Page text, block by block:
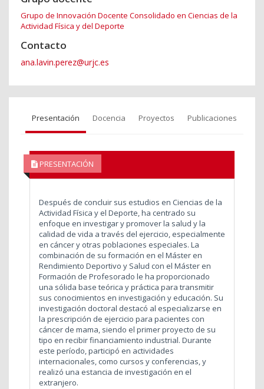
Grupo de Innovación Docente Consolidado en Ciencias de la
Actividad Física y del Deporte
Contacto
ana.lavin.perez@urjc.es
Presentación Docencia Proyectos Publicaciones
PRESENTACIÓN
Después de concluir sus estudios en Ciencias de la
Actividad Física y el Deporte, ha centrado su
enfoque en investigar y promover la salud y la
calidad de vida a través del ejercicio, especialmente
en cáncer y otras poblaciones especiales. La
combinación de su formación en el Máster en
Rendimiento Deportivo y Salud con el Máster en
Formación de Profesorado le ha proporcionado
una sólida base teórica y práctica para transmitir
sus conocimientos en investigación y educación. Su
investigación doctoral destacó al especializarse en
la prescripción de ejercicio para pacientes con
cáncer de mama, siendo el primer proyecto de su
tipo en recibir financiamiento industrial. Durante
este período, participó en actividades
internacionales, como cursos y conferencias, y
realizó una estancia de investigación en el
extranjero.